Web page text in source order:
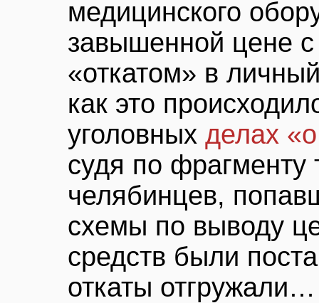
медицинского
завышенной цене
«откатом» в
как это
уголовных делах
судя по
челябинцев,
схемы по выводу
средств были
откаты